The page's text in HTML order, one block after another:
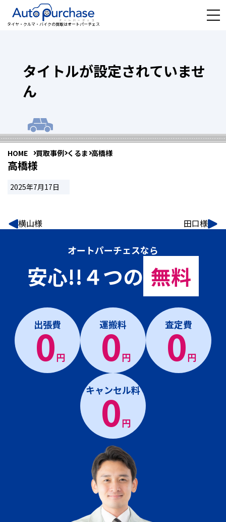
タイヤ・クルマ・バイクの買取はオートパーチェス
タイトルが設定されていませ
ん
HOME 買取事例 くるま 高橋様
高橋様
2025年7月17日
横山様 田口様
オートパーチェスなら
安心!!４つの 無料
出張費
0円
運搬料
0円
査定費
0円
キャンセル料
0円